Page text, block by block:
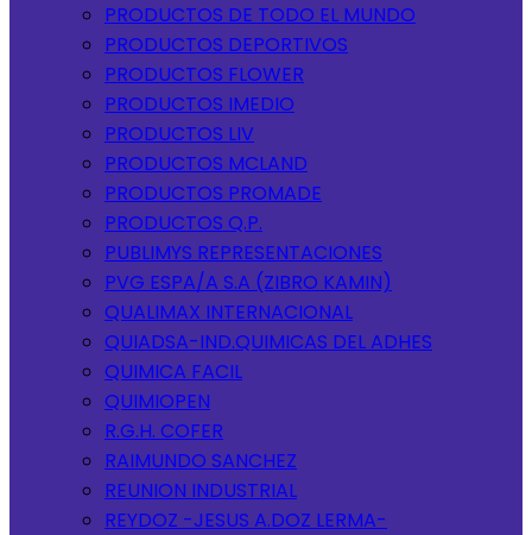
PRODUCTOS DE TODO EL MUNDO
PRODUCTOS DEPORTIVOS
PRODUCTOS FLOWER
PRODUCTOS IMEDIO
PRODUCTOS LIV
PRODUCTOS MCLAND
PRODUCTOS PROMADE
PRODUCTOS Q.P.
PUBLIMYS REPRESENTACIONES
PVG ESPA/A S.A (ZIBRO KAMIN)
QUALIMAX INTERNACIONAL
QUIADSA-IND.QUIMICAS DEL ADHES
QUIMICA FACIL
QUIMIOPEN
R.G.H. COFER
RAIMUNDO SANCHEZ
REUNION INDUSTRIAL
REYDOZ -JESUS A.DOZ LERMA-